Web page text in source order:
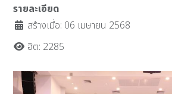
รายละเอียด
สร้างเมื่อ: 06 เมษายน 2568
ฮิต: 2285